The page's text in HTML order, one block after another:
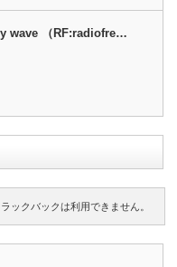
wave （RF:radiofre…
ラックバックは利用できません。